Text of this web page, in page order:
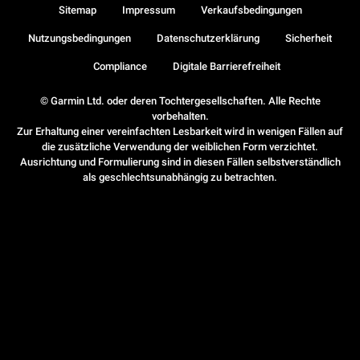
© Garmin Ltd. oder deren Tochtergesellschaften. Alle Rechte
vorbehalten.
Zur Erhaltung einer vereinfachten Lesbarkeit wird in wenigen Fällen auf
die zusätzliche Verwendung der weiblichen Form verzichtet.
Ausrichtung und Formulierung sind in diesen Fällen selbstverständlich
als geschlechtsunabhängig zu betrachten.
Sitemap Impressum Verkaufsbedingungen
Nutzungsbedingungen Datenschutzerklärung Sicherheit
Compliance Digitale Barrierefreiheit